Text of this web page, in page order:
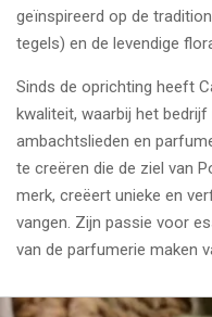
geïnspireerd op de
tegels) en de levendige
Sinds de oprichting heeft
kwaliteit, waarbij het
ambachtslieden en
te creëren die de ziel van
merk, creëert unieke en
vangen. Zijn passie voor
van de parfumerie maken